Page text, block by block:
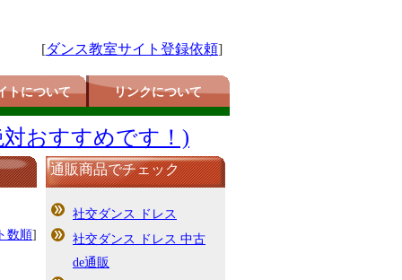
[ダンス教室サイト登録依頼]
トについて リンクについて
おすすめです！)
数順]
通販商品でチェック
社交ダンス ドレス
社交ダンス ドレス 中古
de通販